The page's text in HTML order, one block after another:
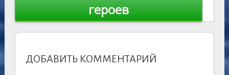
героев
ДОБАВИТЬ КОММЕНТАРИЙ